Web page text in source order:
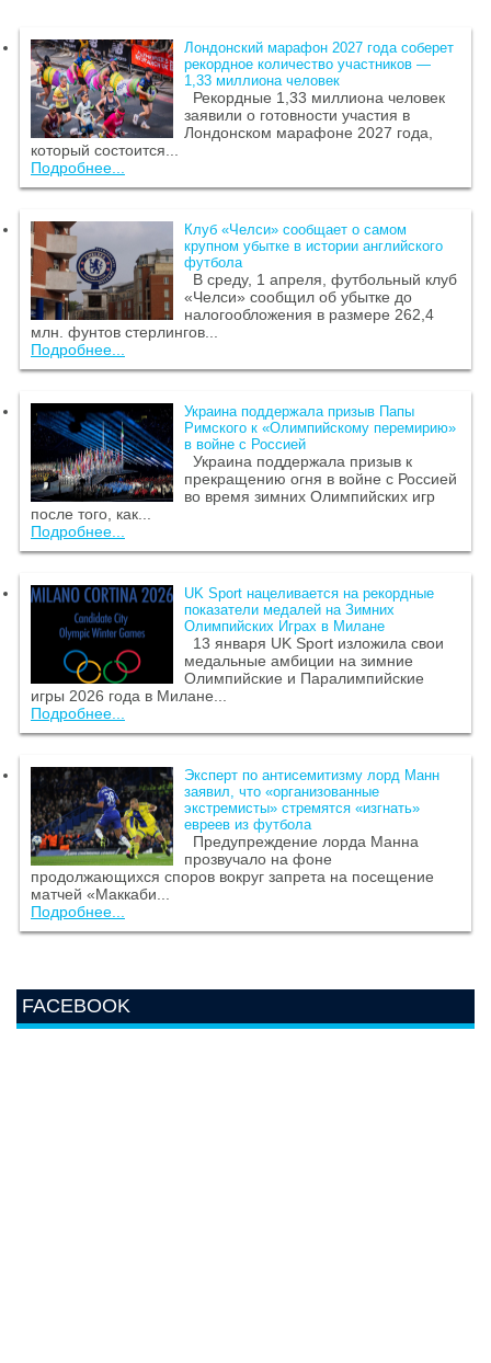
Лондонский марафон 2027 года соберет
рекордное количество участников —
1,33 миллиона человек
Рекордные 1,33 миллиона человек
заявили о готовности участия в
Лондонском марафоне 2027 года,
который состоится...
Подробнее...
Клуб «Челси» сообщает о самом
крупном убытке в истории английского
футбола
В среду, 1 апреля, футбольный клуб
«Челси» сообщил об убытке до
налогообложения в размере 262,4
млн. фунтов стерлингов...
Подробнее...
Украина поддержала призыв Папы
Римского к «Олимпийскому перемирию»
в войне с Россией
Украина поддержала призыв к
прекращению огня в войне с Россией
во время зимних Олимпийских игр
после того, как...
Подробнее...
UK Sport нацеливается на рекордные
показатели медалей на Зимних
Олимпийских Играх в Милане
13 января UK Sport изложила свои
медальные амбиции на зимние
Олимпийские и Паралимпийские
игры 2026 года в Милане...
Подробнее...
Эксперт по антисемитизму лорд Манн
заявил, что «организованные
экстремисты» стремятся «изгнать»
евреев из футбола
Предупреждение лорда Манна
прозвучало на фоне
продолжающихся споров вокруг запрета на посещение
матчей «Маккаби...
Подробнее...
FACEBOOK